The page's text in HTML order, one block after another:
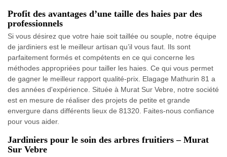
Profit des avantages d’une taille des haies par des
professionnels
Si vous désirez que votre haie soit taillée ou souple, notre équipe
de jardiniers est le meilleur artisan qu’il vous faut. Ils sont
parfaitement formés et compétents en ce qui concerne les
méthodes appropriées pour tailler les haies. Ce qui vous permet
de gagner le meilleur rapport qualité-prix. Elagage Mathurin 81 a
des années d'expérience. Située à Murat Sur Vebre, notre société
est en mesure de réaliser des projets de petite et grande
envergure dans différents lieux de 81320. Faites-nous confiance
pour vous aider.
Jardiniers pour le soin des arbres fruitiers – Murat
Sur Vebre